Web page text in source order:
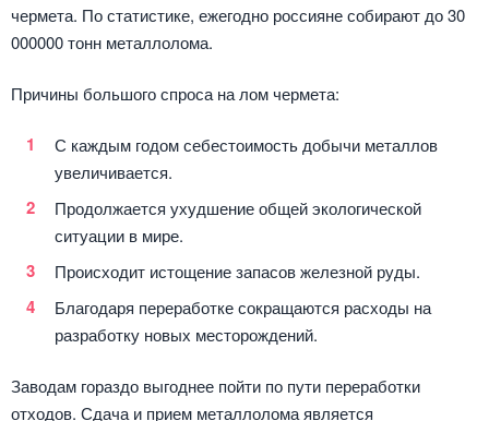
чермета. По статистике, ежегодно россияне собирают до 30
000000 тонн металлолома.
Причины большого спроса на лом чермета:
С каждым годом себестоимость добычи металлов
увеличивается.
Продолжается ухудшение общей экологической
ситуации в мире.
Происходит истощение запасов железной руды.
Благодаря переработке сокращаются расходы на
разработку новых месторождений.
Заводам гораздо выгоднее пойти по пути переработки
отходов. Сдача и прием металлолома является